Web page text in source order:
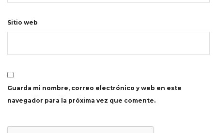
Sitio web
Guarda mi nombre, correo electrónico y web en este
navegador para la próxima vez que comente.